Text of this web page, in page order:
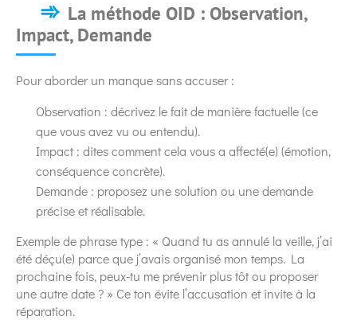
La méthode OID : Observation,
Impact, Demande
Pour aborder un manque sans accuser :
Observation : décrivez le fait de manière factuelle (ce
que vous avez vu ou entendu).
Impact : dites comment cela vous a affecté(e) (émotion,
conséquence concrète).
Demande : proposez une solution ou une demande
précise et réalisable.
Exemple de phrase type : « Quand tu as annulé la veille, j’ai
été déçu(e) parce que j’avais organisé mon temps. La
prochaine fois, peux‑tu me prévenir plus tôt ou proposer
une autre date ? » Ce ton évite l’accusation et invite à la
réparation.